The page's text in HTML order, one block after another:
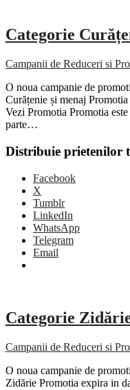
Categorie
Campanii de Reduceri si
O noua campanie de
Curățenie și menaj
Vezi Promotia Promotia
parte…
Distribuie prietenilor
Facebook
X
Tumblr
LinkedIn
WhatsApp
Telegram
Email
Categorie
Campanii de Reduceri si
O noua campanie de
Zidărie Promotia expira in